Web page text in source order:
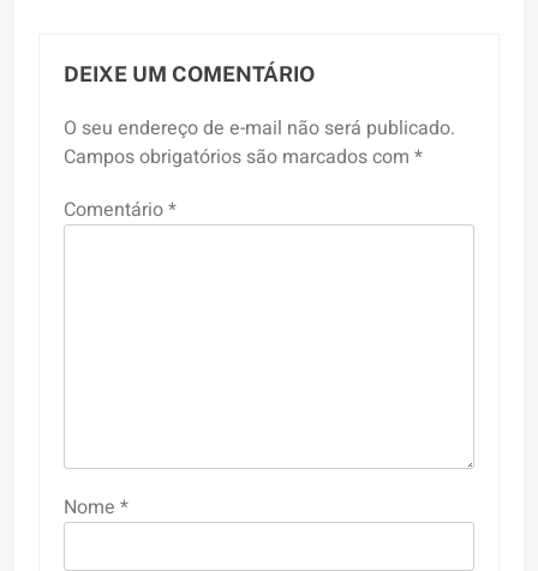
DEIXE UM COMENTÁRIO
O seu endereço de e-mail não será publicado.
Campos obrigatórios são marcados com *
Comentário*
Nome *